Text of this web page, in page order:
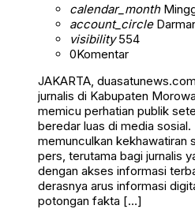
calendar_month
account_circle
visibility554
0Komentar
JAKARTA,
jurnalis di Kabupaten
memicu perhatian publik
beredar luas di media
memunculkan kekhawatiran
pers, terutama bagi jurnalis
dengan akses informasi
derasnya arus informasi
potongan fakta […]